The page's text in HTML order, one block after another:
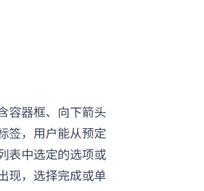
容器框、向下箭头
签，用户能从预定
表中选定的选项或
现，选择完成或单